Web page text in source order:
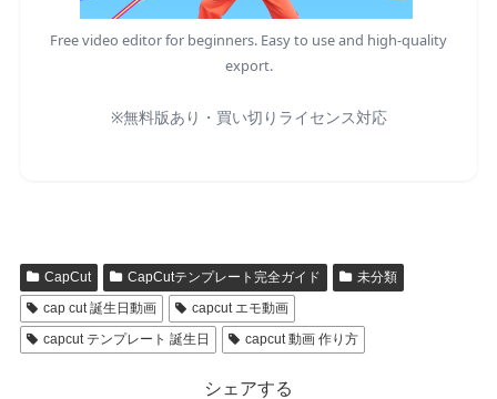
Free video editor for beginners. Easy to use and high-quality
export.
※無料版あり・買い切りライセンス対応
CapCut CapCutテンプレート完全ガイド
未分類
cap cut 誕生日動画
capcut エモ動画
capcut テンプレート 誕生日
capcut 動画 作り方
シェアする